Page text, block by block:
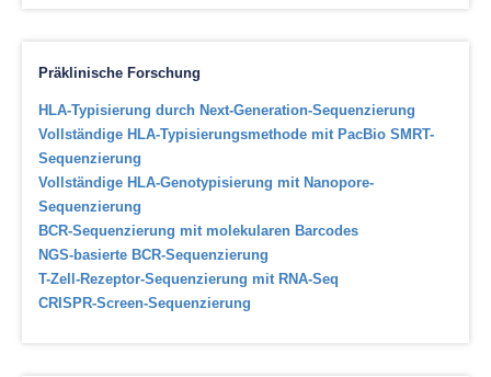
Präklinische Forschung
HLA-Typisierung durch Next-Generation-Sequenzierung
Vollständige HLA-Typisierungsmethode mit PacBio SMRT-
Sequenzierung
Vollständige HLA-Genotypisierung mit Nanopore-
Sequenzierung
BCR-Sequenzierung mit molekularen Barcodes
NGS-basierte BCR-Sequenzierung
T-Zell-Rezeptor-Sequenzierung mit RNA-Seq
CRISPR-Screen-Sequenzierung